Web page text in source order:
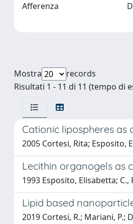
Afferenza
Mostra
records
Risultati 1 - 11 di 11 (tempo di
Cationic lipospheres as
2005 Cortesi, Rita; Esposito,
Lecithin organogels as
1993 Esposito, Elisabetta;
Lipid based
2019 Cortesi, R.; Mariani, P.;